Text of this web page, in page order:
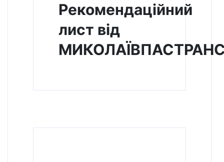
Рекомендаційний
лист від